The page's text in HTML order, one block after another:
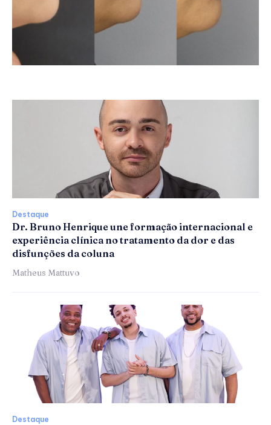
Destaque
Dr. Bruno Henrique une formação internacional e
experiência clínica no tratamento da dor e das
disfunções da coluna
Matheus Mattuvo
Destaque